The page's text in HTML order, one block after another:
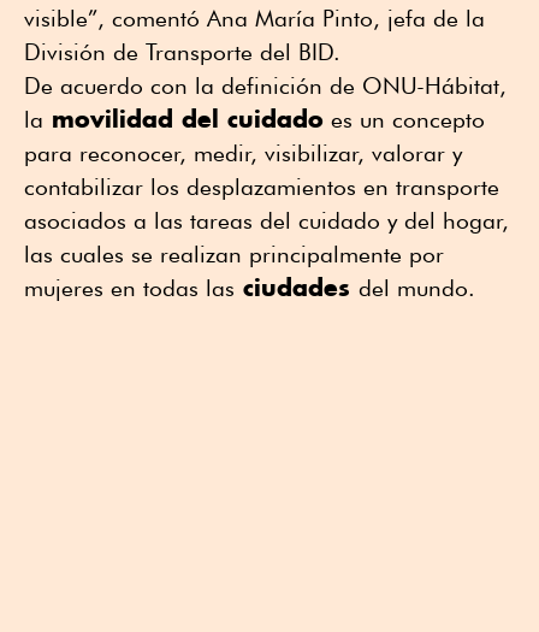
visible”, comentó Ana María Pinto, jefa de la
División de Transporte del BID.
De acuerdo con la definición de ONU-Hábitat,
la movilidad del cuidado es un concepto
para reconocer, medir, visibilizar, valorar y
contabilizar los desplazamientos en transporte
asociados a las tareas del cuidado y del hogar,
las cuales se realizan principalmente por
mujeres en todas las ciudades del mundo.